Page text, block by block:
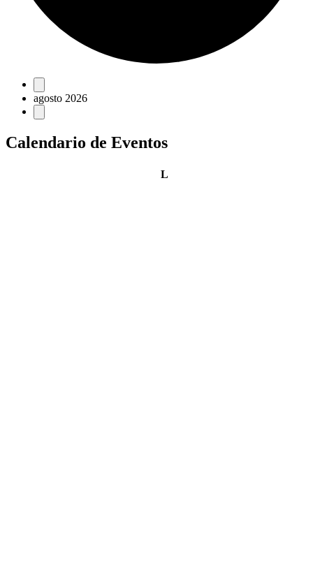
Eventos
agosto 2026
Calendario de Eventos
Llunes